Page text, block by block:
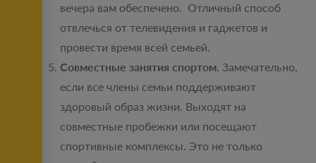
вечера вам обеспечено. Отличный способ
отвлечься от телевидения и гаджетов и
провести время всей семьей.
Совместные занятия спортом. Замечательно,
если все члены семьи поддерживают
здоровый образ жизни. Выходят на
совместные пробежки или посещают
спортивные комплексы. Это не только